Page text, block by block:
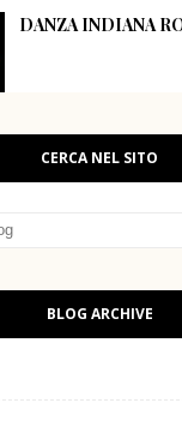
DANZA INDIANA
CERCA NEL SITO
BLOG ARCHIVE